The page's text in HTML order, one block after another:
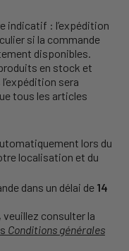
indicatif : l’expédition
si la commande
disponibles.
en stock et
sera
tous les articles
lors du
localisation et du
dans un délai de 14
veuillez consulter la
Conditions générales